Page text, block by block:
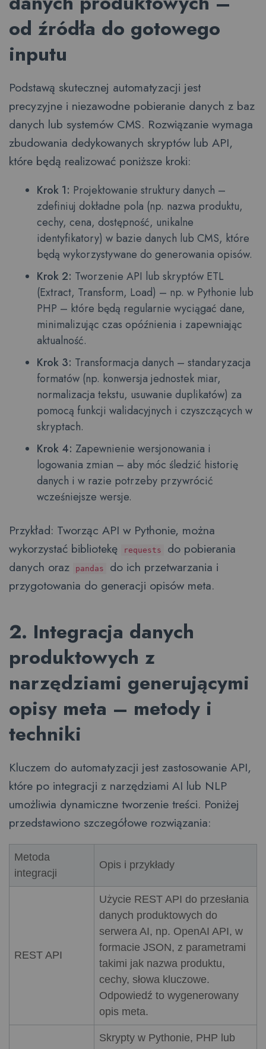
od źródła do gotowego
inputu
Podstawą skutecznej automatyzacji jest
precyzyjne i niezawodne pobieranie danych z baz
danych lub systemów CMS. Rozwiązanie wymaga
zbudowania dedykowanych skryptów lub API,
które będą realizować poniższe kroki:
Krok 1: Projektowanie struktury danych –
zdefiniuj dokładne pola (np. nazwa produktu,
cechy, cena, dostępność, unikalne
identyfikatory) w bazie danych lub CMS, które
będą wykorzystywane do generowania opisów.
Krok 2: Tworzenie API lub skryptów ETL
(Extract, Transform, Load) – np. w Pythonie lub
PHP – które będą regularnie wyciągać dane,
minimalizując czas opóźnienia i zapewniając
aktualność.
Krok 3: Transformacja danych – standaryzacja
formatów (np. konwersja jednostek miar,
normalizacja tekstu, usuwanie duplikatów) za
pomocą funkcji walidacyjnych i czyszczących w
skryptach.
Krok 4: Zapewnienie wersjonowania i
logowania zmian – aby móc śledzić historię
danych i w razie potrzeby przywrócić
wcześniejsze wersje.
Przykład: Tworząc API w Pythonie, można
wykorzystać bibliotekę
requests
do pobierania
danych oraz
pandas
do ich przetwarzania i
przygotowania do generacji opisów meta.
2. Integracja danych
produktowych z
narzędziami generującymi
opisy meta – metody i
techniki
Kluczem do automatyzacji jest zastosowanie API,
które po integracji z narzędziami AI lub NLP
umożliwia dynamiczne tworzenie treści. Poniżej
przedstawiono szczegółowe rozwiązania:
Metoda
integracji
Opis i przykłady
REST API
Użycie REST API do przesłania
danych produktowych do
serwera AI, np. OpenAI API, w
formacie JSON, z parametrami
takimi jak nazwa produktu,
cechy, słowa kluczowe.
Odpowiedź to wygenerowany
opis meta.
Skrypty w Pythonie, PHP lub